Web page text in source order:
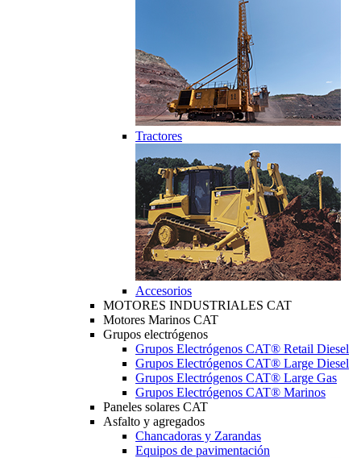
Tractores
Accesorios
MOTORES INDUSTRIALES CAT
Motores Marinos CAT
Grupos electrógenos
Grupos Electrógenos CAT® Retail Diesel
Grupos Electrógenos CAT® Large Diesel
Grupos Electrógenos CAT® Large Gas
Grupos Electrógenos CAT® Marinos
Paneles solares CAT
Asfalto y agregados
Chancadoras y Zarandas
Equipos de pavimentación